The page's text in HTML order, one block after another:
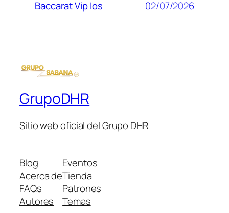
Baccarat Vip Ios 02/07/2026
GrupoDHR
Sitio web oficial del Grupo DHR
Blog
Acerca de
FAQs
Autores
Eventos
Tienda
Patrones
Temas